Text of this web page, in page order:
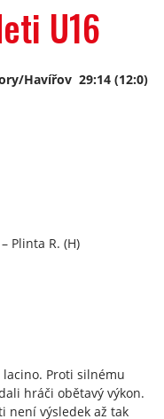
U16
Havířov 29:14 (12:0)
R. (H)
Proti silnému
hráči obětavý výkon.
není výsledek až tak